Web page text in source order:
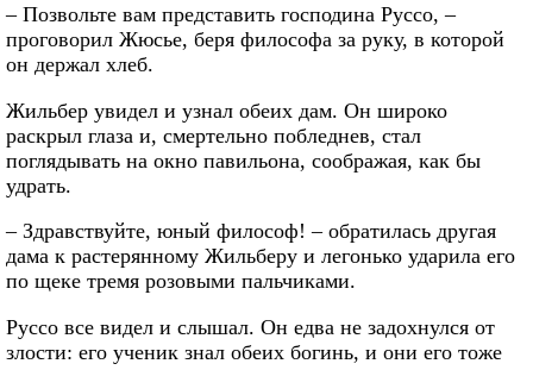
– Позвольте вам представить господина Руссо, –
проговорил Жюсье, беря философа за руку, в которой
он держал хлеб.
Жильбер увидел и узнал обеих дам. Он широко
раскрыл глаза и, смертельно побледнев, стал
поглядывать на окно павильона, соображая, как бы
удрать.
– Здравствуйте, юный философ! – обратилась другая
дама к растерянному Жильберу и легонько ударила его
по щеке тремя розовыми пальчиками.
Руссо все видел и слышал. Он едва не задохнулся от
злости: его ученик знал обеих богинь, и они его тоже